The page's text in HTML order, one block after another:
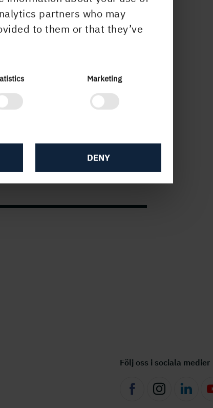
partners who may
to them or that they’ve
Marketing
DENY
tel 08 -
070 - 2
september
Följ oss i sociala medier